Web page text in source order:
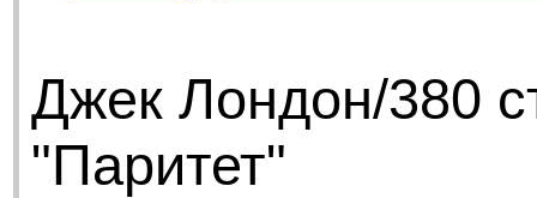
Джек Лондон/380
"Паритет"